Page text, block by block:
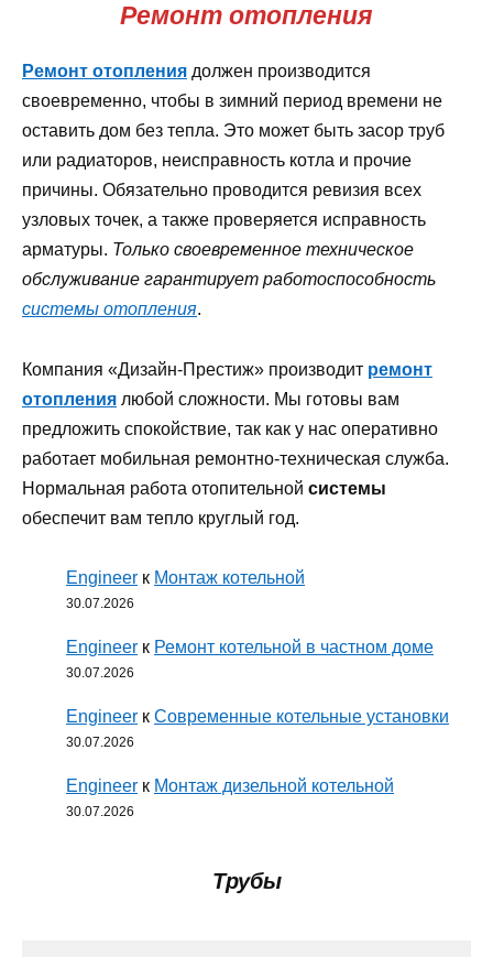
Ремонт отопления
Ремонт отопления должен производится
своевременно, чтобы в зимний период времени не
оставить дом без тепла. Это может быть засор труб
или радиаторов, неисправность котла и прочие
причины. Обязательно проводится ревизия всех
узловых точек, а также проверяется исправность
арматуры. Только своевременное техническое
обслуживание гарантирует работоспособность
системы отопления.
Компания «Дизайн-Престиж» производит ремонт
отопления любой сложности. Мы готовы вам
предложить спокойствие, так как у нас оперативно
работает мобильная ремонтно-техническая служба.
Нормальная работа отопительной системы
обеспечит вам тепло круглый год.
Engineer к Монтаж котельной
30.07.2026
Engineer к Ремонт котельной в частном доме
30.07.2026
Engineer к Современные котельные установки
30.07.2026
Engineer к Монтаж дизельной котельной
30.07.2026
Трубы